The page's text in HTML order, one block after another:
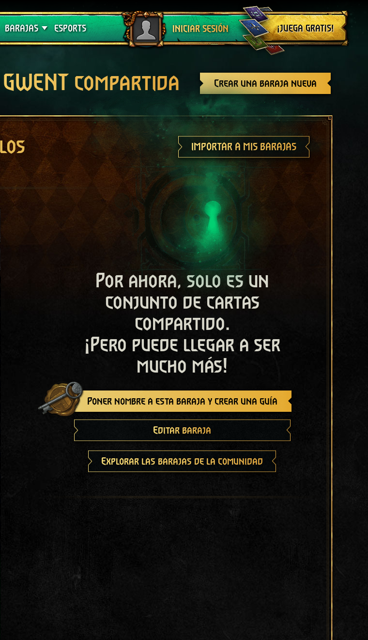
BARAJAS
Guías de barajas
ESPORTS INICIAR SESIÓN
Cerrar sesión
¡JUEGA GRATIS!
Crear una baraja nueva
compartida
IMPORTAR A MIS BARAJAS
Por ahora, solo es un
conjunto de cartas
compartido.
¡Pero puede llegar a ser
mucho más!
Poner nombre a esta baraja y crear una guía
Editar baraja
Explorar las barajas de la comunidad